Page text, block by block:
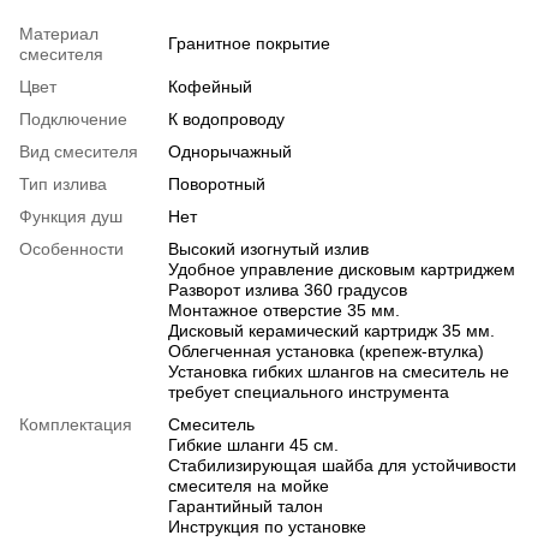
Материал
смесителя
Гранитное покрытие
Цвет
Кофейный
Подключение
К водопроводу
Вид смесителя
Однорычажный
Тип излива
Поворотный
Функция душ
Нет
Особенности
Высокий изогнутый излив
Удобное управление дисковым картриджем
Разворот излива 360 градусов
Монтажное отверстие 35 мм.
Дисковый керамический картридж 35 мм.
Облегченная установка (крепеж-втулка)
Установка гибких шлангов на смеситель не
требует специального инструмента
Комплектация
Смеситель
Гибкие шланги 45 см.
Стабилизирующая шайба для устойчивости
смесителя на мойке
Гарантийный талон
Инструкция по установке